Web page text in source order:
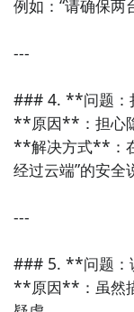
支持双面板操作
式。
10. 《百度文件
由百度推出的一
和安全性。
例如：“请确保两
---
### 4. **问题：
**原因**：担心
**解决方式**：
经过云端”的安全
---
### 5. **问题：
**原因**：虽然